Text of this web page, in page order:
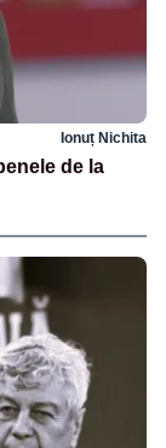
Ionuț Nichita
de la